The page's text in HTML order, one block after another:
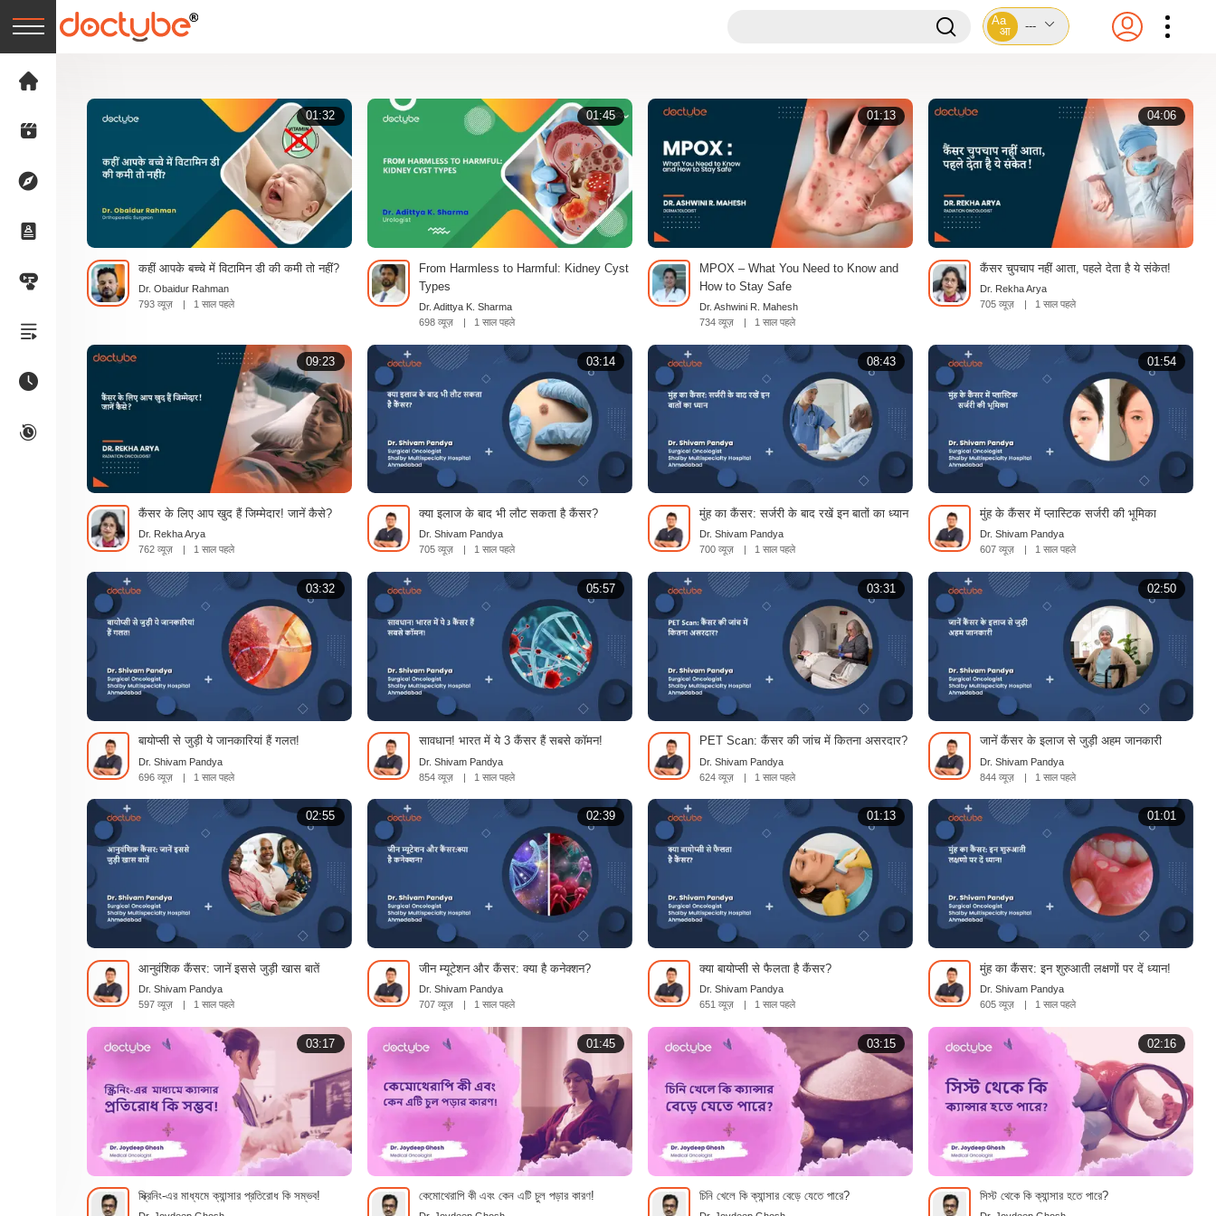
Aa
आ
---
01:32
कहीं आपके बच्चे में विटामिन डी की कमी तो नहीं?
Dr. Obaidur Rahman
793 व्यूज़
| 1 साल पहले
01:45
From Harmless to Harmful: Kidney Cyst
Types
Dr. Adittya K. Sharma
698 व्यूज़
| 1 साल पहले
01:13
MPOX – What You Need to Know and
How to Stay Safe
Dr. Ashwini R. Mahesh
734 व्यूज़
| 1 साल पहले
04:06
कैंसर चुपचाप नहीं आता, पहले देता है ये संकेत!
Dr. Rekha Arya
705 व्यूज़
| 1 साल पहले
09:23
कैंसर के लिए आप खुद हैं जिम्मेदार! जानें कैसे?
Dr. Rekha Arya
762 व्यूज़
| 1 साल पहले
03:14
क्या इलाज के बाद भी लौट सकता है कैंसर?
Dr. Shivam Pandya
705 व्यूज़
| 1 साल पहले
08:43
मुंह का कैंसर: सर्जरी के बाद रखें इन बातों का ध्यान
Dr. Shivam Pandya
700 व्यूज़
| 1 साल पहले
01:54
मुंह के कैंसर में प्लास्टिक सर्जरी की भूमिका
Dr. Shivam Pandya
607 व्यूज़
| 1 साल पहले
03:32
बायोप्सी से जुड़ी ये जानकारियां हैं गलत!
Dr. Shivam Pandya
696 व्यूज़
| 1 साल पहले
05:57
सावधान! भारत में ये 3 कैंसर हैं सबसे कॉमन!
Dr. Shivam Pandya
854 व्यूज़
| 1 साल पहले
03:31
PET Scan: कैंसर की जांच में कितना असरदार?
Dr. Shivam Pandya
624 व्यूज़
| 1 साल पहले
02:50
जानें कैंसर के इलाज से जुड़ी अहम जानकारी
Dr. Shivam Pandya
844 व्यूज़
| 1 साल पहले
02:55
आनुवंशिक कैंसर: जानें इससे जुड़ी खास बातें
Dr. Shivam Pandya
597 व्यूज़
| 1 साल पहले
02:39
जीन म्यूटेशन और कैंसर: क्या है कनेक्शन?
Dr. Shivam Pandya
707 व्यूज़
| 1 साल पहले
01:13
क्या बायोप्सी से फैलता है कैंसर?
Dr. Shivam Pandya
651 व्यूज़
| 1 साल पहले
01:01
मुंह का कैंसर: इन शुरुआती लक्षणों पर दें ध्यान!
Dr. Shivam Pandya
605 व्यूज़
| 1 साल पहले
03:17
স্ক্রিনিং-এর মাধ্যমে ক্যান্সার প্রতিরোধ কি সম্ভব!
01:45
কেমোথেরাপি কী এবং কেন এটি চুল পড়ার কারণ!
03:15
চিনি খেলে কি ক্যান্সার বেড়ে যেতে পারে?
02:16
সিস্ট থেকে কি ক্যান্সার হতে পারে?